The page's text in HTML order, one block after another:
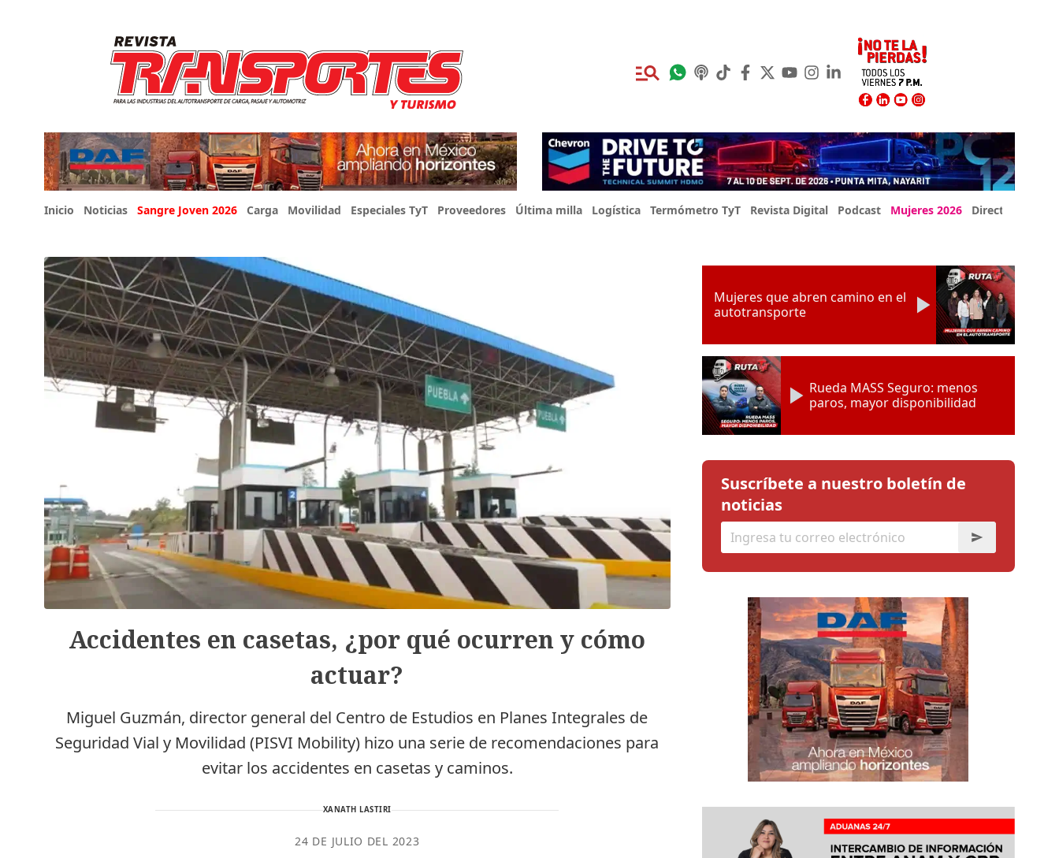
Inicio Noticias Sangre Joven 2026 Carga Movilidad Especiales TyT Proveedores Última milla Logística Termómetro TyT Revista Digital Podcast Mujeres 2026 Directorio Expo
Accidentes en casetas, ¿por qué ocurren y cómo
actuar?
Miguel Guzmán, director general del Centro de Estudios en Planes Integrales de
Seguridad Vial y Movilidad (PISVI Mobility) hizo una serie de recomendaciones para
evitar los accidentes en casetas y caminos.
XANATH LASTIRI
24 DE JULIO DEL 2023
Mujeres que abren camino en el
autotransporte
Rueda MASS Seguro: menos
paros, mayor disponibilidad
Suscríbete a nuestro boletín de
noticias